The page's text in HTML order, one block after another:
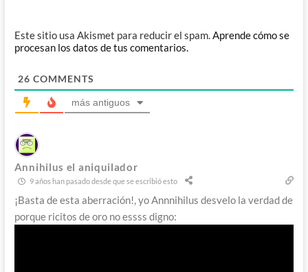
Este sitio usa Akismet para reducir el spam.Aprende cómo se
procesan los datos de tus comentarios.
26 COMMENTS
más antiguos
Annihilus el aniquilador
9 años han pasado desde que se escribió esto
¡Basta de esta aberración!, yo Annnihilus desvelo la verdad de
porque ricitos de oro no essss digno: